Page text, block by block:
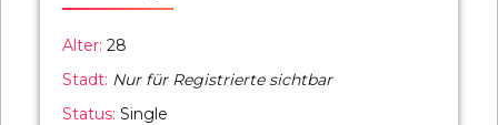
Alter: 28
Stadt: Nur für Registrierte sichtbar
Status: Single